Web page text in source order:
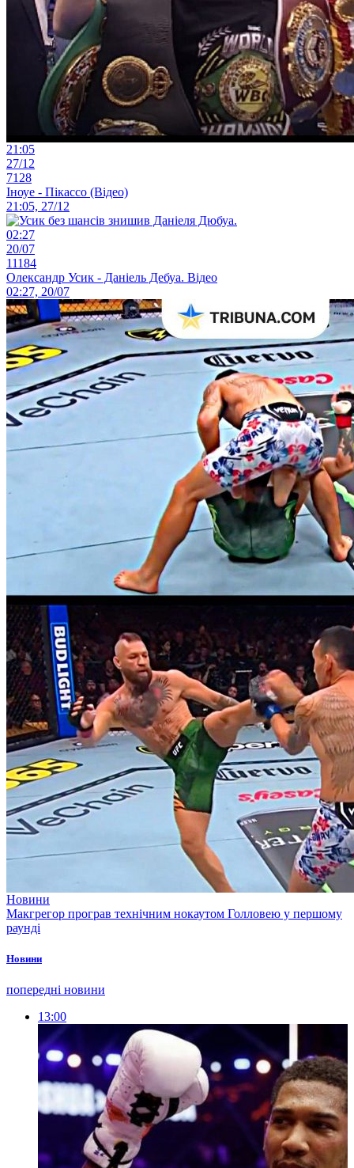
21:05
27/12
7128
Іноуе - Пікассо (Відео)
21:05, 27/12
02:27
20/07
11184
Олександр Усик - Даніель Дебуа. Відео
02:27, 20/07
Новини
Макгрегор програв технічним нокаутом Голловею у першому
раунді
Новини
попередні новини
13:00